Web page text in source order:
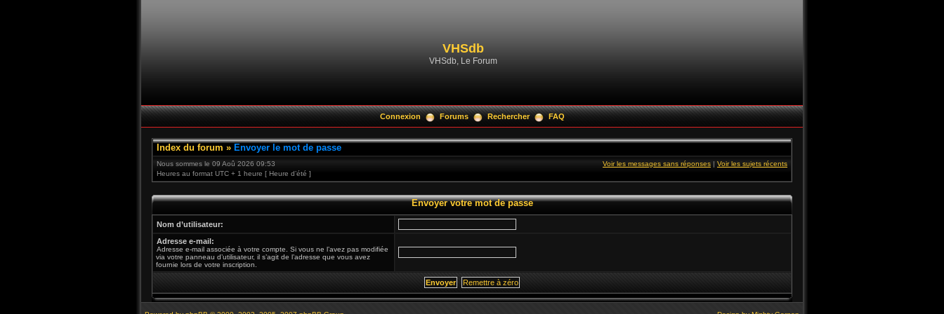
VHSdb
VHSdb, Le Forum
Connexion Forums Rechercher FAQ
Index du forum » Envoyer le mot de passe
Nous sommes le 09 Aoû 2026 09:53
Heures au format UTC + 1 heure [ Heure d’été ]
Voir les messages sans réponses | Voir les sujets récents
Envoyer votre mot de passe
Nom d’utilisateur:
Adresse e-mail:
Adresse e-mail associée à votre compte. Si vous ne l’avez pas modifiée
via votre panneau d’utilisateur, il s’agit de l’adresse que vous avez
fournie lors de votre inscription.